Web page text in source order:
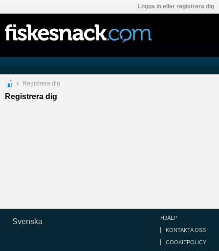
Logga in eller registrera dig
Registrera dig
Registrera dig
Svenska HJÄLP
KONTAKTA OSS
COOKIEPOLICY